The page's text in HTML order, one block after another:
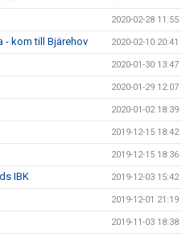
2020-02-28 11:55
- kom till Bjärehov 2020-02-10 20:41
2020-01-30 13:47
2020-01-29 12:07
2020-01-02 18:39
2019-12-15 18:42
2019-12-15 18:36
IBK 2019-12-03 15:42
2019-12-01 21:19
2019-11-03 18:38